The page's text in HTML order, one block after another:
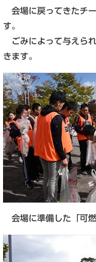
会場に戻ってきたチ
す。
ごみによって与えら
きます。
会場に準備した「可